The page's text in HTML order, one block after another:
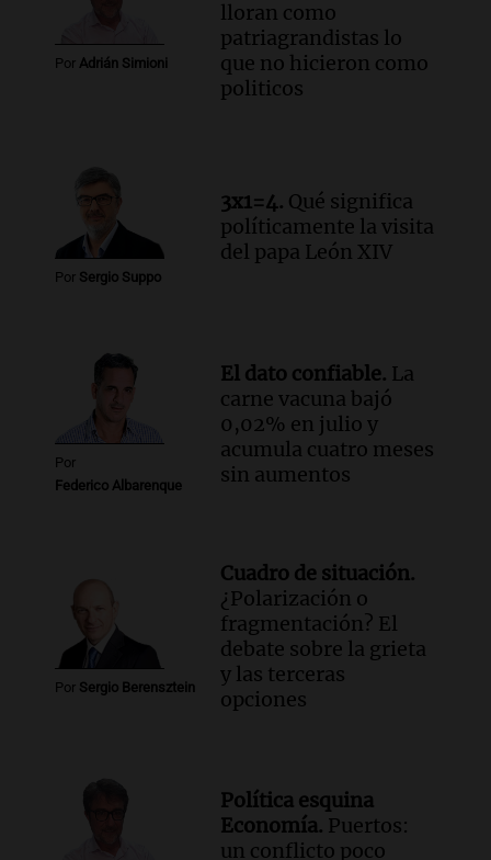
Por Adrián Simioni
lloran como
patriagrandistas lo
que no hicieron como
politicos
Por Sergio Suppo
3x1=4. Qué significa
políticamente la visita
del papa León XIV
Por
Federico Albarenque
El dato confiable. La
carne vacuna bajó
0,02% en julio y
acumula cuatro meses
sin aumentos
Por Sergio Berensztein
Cuadro de situación.
¿Polarización o
fragmentación? El
debate sobre la grieta
y las terceras
opciones
Política esquina
Economía. Puertos:
un conflicto poco